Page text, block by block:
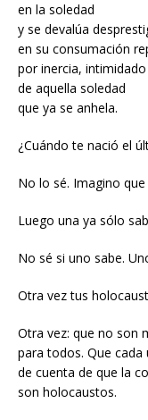
en la soledad
y se devalúa
en su consumación
por inercia,
de aquella soledad
que ya se anhela.
¿Cuándo te nació el
No lo sé. Imagino
Luego una ya sólo
No sé si uno sabe.
Otra vez tus
Otra vez: que no son
para todos. Que
de cuenta de que la
son holocaustos.